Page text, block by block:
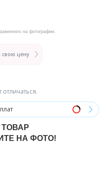
на фотографии.
свою цену
ТОВАР
НА ФОТО!